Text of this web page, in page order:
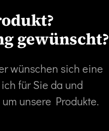
gewünscht?
wünschen sich eine
für Sie da und
unsere Produkte.